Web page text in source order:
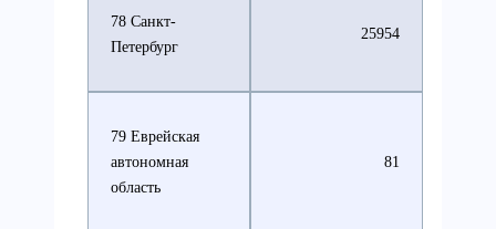
78 Санкт-
Петербург
25954
79 Еврейская
автономная
область
81